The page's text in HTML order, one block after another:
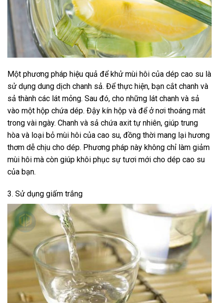
Một phương pháp hiệu quả để khử mùi hôi của dép cao su là
sử dụng dung dịch chanh sả. Để thực hiện, bạn cắt chanh và
sả thành các lát mỏng. Sau đó, cho những lát chanh và sả
vào một hộp chứa dép. Đậy kín hộp và để ở nơi thoáng mát
trong vài ngày. Chanh và sả chứa axit tự nhiên, giúp trung
hòa và loại bỏ mùi hôi của cao su, đồng thời mang lại hương
thơm dễ chịu cho dép. Phương pháp này không chỉ làm giảm
mùi hôi mà còn giúp khôi phục sự tươi mới cho dép cao su
của bạn.
3. Sử dụng giấm trắng